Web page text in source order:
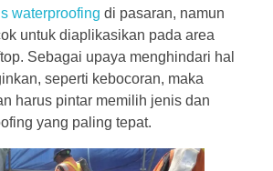
waterproofing di pasaran, namun
untuk diaplikasikan pada area
Sebagai upaya menghindari hal
seperti kebocoran, maka
harus pintar memilih jenis dan
yang paling tepat.